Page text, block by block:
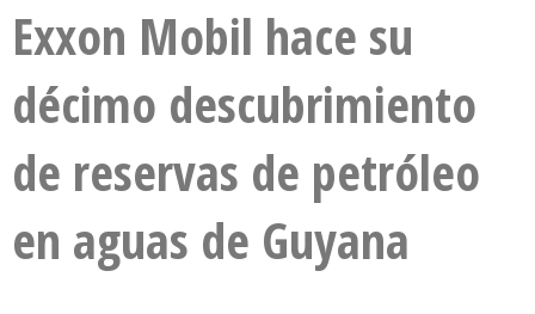
Exxon Mobil hace su
décimo descubrimiento
de reservas de petróleo
en aguas de Guyana